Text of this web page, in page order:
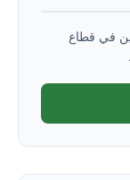
في قطاع